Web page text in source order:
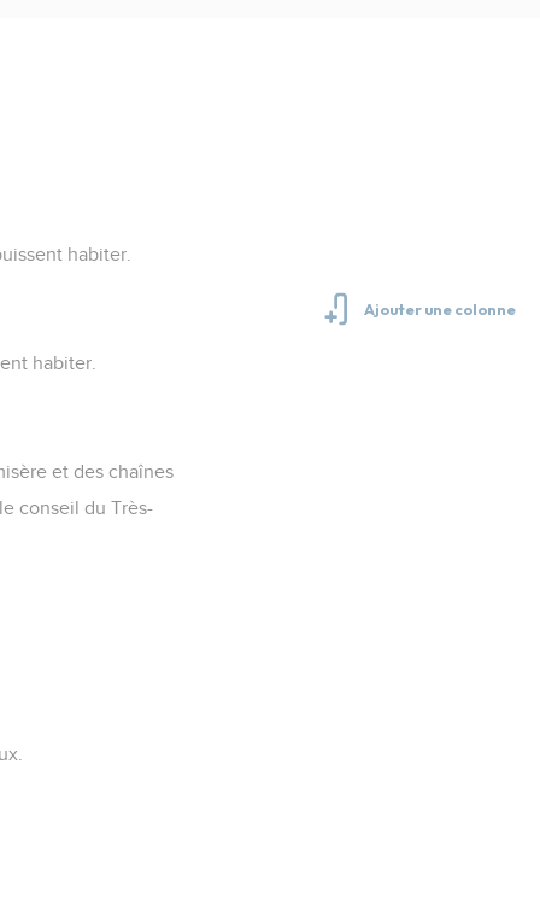
habiter.
habiter.
et des chaînes
conseil du Très-